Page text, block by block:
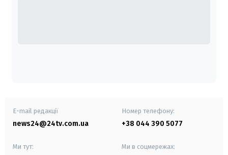
E-mail редакції
news24@24tv.com.ua
Номер телефону:
+38 044 390 5077
Ми тут: Ми в соцмережах: